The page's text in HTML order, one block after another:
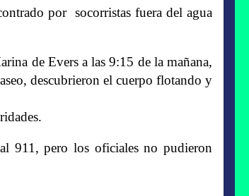
por socorristas fuera del agua
de Evers a las 9:15 de la mañana,
descubrieron el cuerpo flotando y
911, pero los oficiales no pudieron